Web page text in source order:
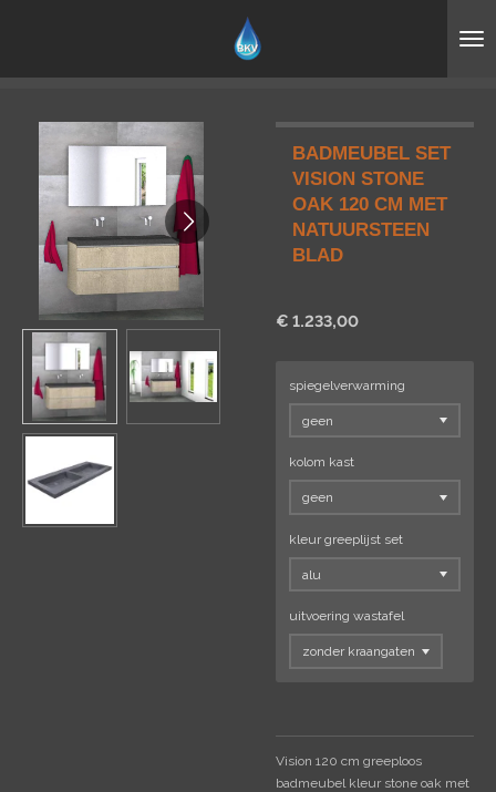
BADMEUBEL SET
VISION STONE
OAK 120 CM MET
NATUURSTEEN
BLAD
€ 1.233,00
spiegelverwarming
kolom kast
kleur greeplijst set
uitvoering wastafel
Vision 120 cm greeploos
badmeubel kleur stone oak met